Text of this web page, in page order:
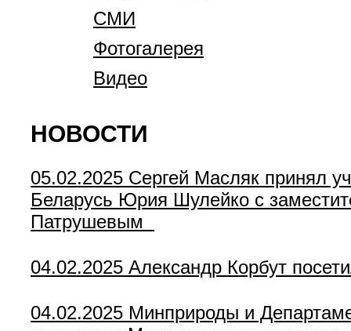
СМИ
Фотогалерея
Видео
НОВОСТИ
05.02.2025 Сергей Масляк принял
Беларусь Юрия Шулейко с
Патрушевым
04.02.2025 Александр Корбут
04.02.2025 Минприроды и